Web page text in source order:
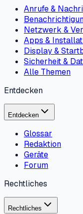
Anrufe &
Netzwerk &
Apps &
Display &
Sicherheit &
Alle Themen
Entdecken
Entdecken
Glossar
Redaktion
Geräte
Forum
Rechtliches
Rechtliches